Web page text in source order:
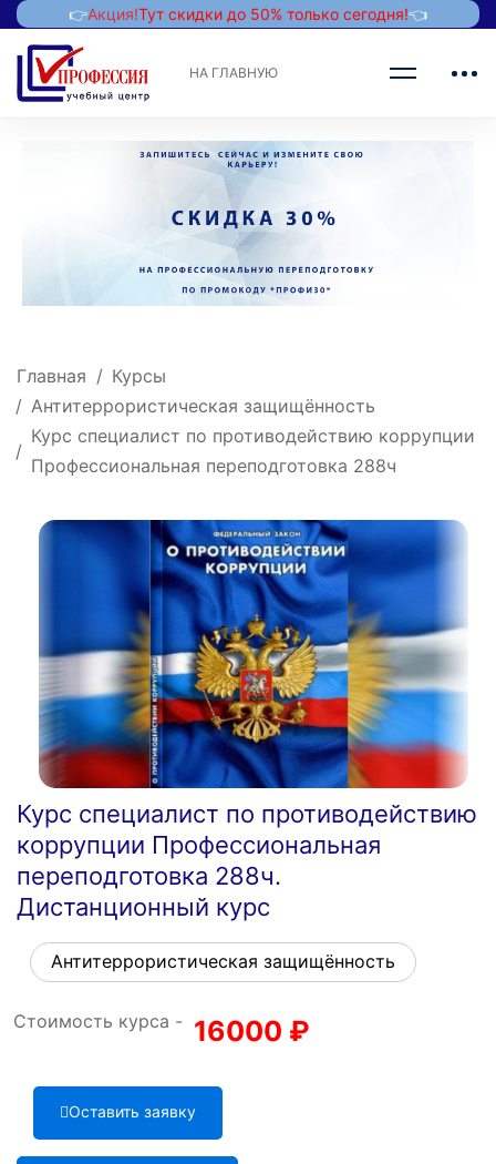
👉Акция!Тут скидки до 50% только сегодня!👈
НА ГЛАВНУЮ
Главная
Курсы
Антитеррористическая защищённость
Курс специалист по противодействию коррупции
Профессиональная переподготовка 288ч
Курс специалист по противодействию
коррупции Профессиональная
переподготовка 288ч.
Дистанционный курс
Антитеррористическая защищённость
Стоимость курса - 16000 ₽
Оставить заявку